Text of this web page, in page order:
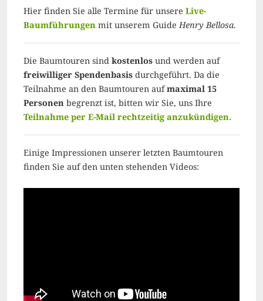
Hier finden Sie alle Termine für unsere Live-
Baumführungen mit unserem GuideHenry Bellosa.
Die Baumtouren sind kostenlos und werden auf
freiwilliger Spendenbasis durchgeführt. Da die
Teilnahme an den Baumtouren aufmaximal 15
Personen begrenzt ist, bitten wir Sie, uns Ihre
Teilnahme per E-Mail rechtzeitig anzukündigen.
Einige Impressionen unserer letzten Baumtouren
finden Sie auf den unten stehenden Videos: